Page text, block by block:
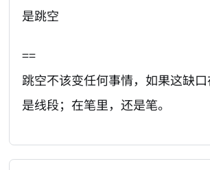
是跳空
==
跳空不该变任何事情，如果这缺
是线段；在笔里，还是笔。